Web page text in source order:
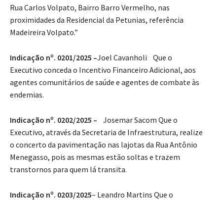
Rua Carlos Volpato, Bairro Barro Vermelho, nas
proximidades da Residencial da Petunias, referência
Madeireira Volpato.”
Indicação nº. 0201/2025 – Joel Cavanholi Que o
Executivo conceda o Incentivo Financeiro Adicional, aos
agentes comunitários de saúde e agentes de combate às
endemias.
Indicação nº. 0202/2025 –
Josemar Sacom Que o
Executivo, através da Secretaria de Infraestrutura, realize
o concerto da pavimentação nas lajotas da Rua Antônio
Menegasso, pois as mesmas estão soltas e trazem
transtornos para quem lá transita.
Indicação nº. 0203/2025– Leandro Martins Que o